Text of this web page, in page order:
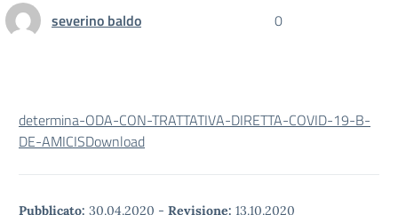
severino baldo 0
determina-ODA-CON-TRATTATIVA-DIRETTA-COVID-19-B-
DE-AMICISDownload
Pubblicato: 30.04.2020 - Revisione: 13.10.2020